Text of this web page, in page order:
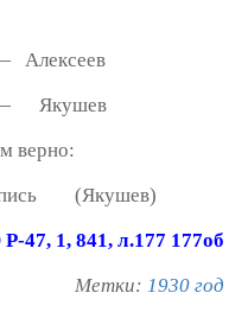
Алексеев
Якушев
верно:
(Якушев)
47, 1, 841, л.177 177об
Метки: 1930 год